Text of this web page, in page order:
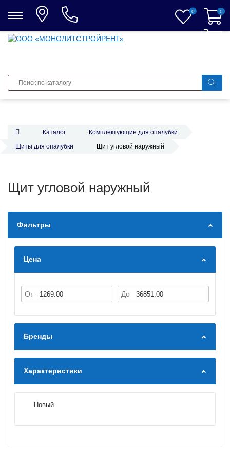
0 0
0
Каталог
Комплектующие для опалубки
Щиты для опалубки
Щит угловой наружный
Щит угловой наружный
Фильтры
Цена
От До
Бренды
Характеристики
Новый